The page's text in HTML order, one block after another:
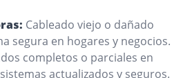
Cableado viejo o dañado
segura en hogares y negocios.
completos o parciales en
actualizados y seguros.